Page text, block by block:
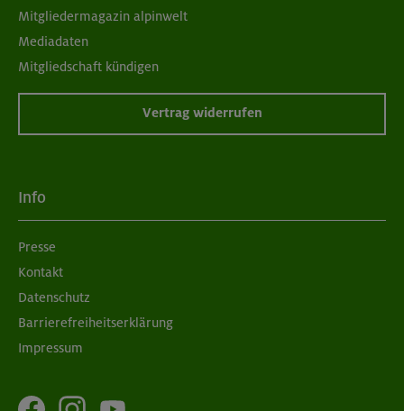
Mitgliedermagazin alpinwelt
Mediadaten
Mitgliedschaft kündigen
Vertrag widerrufen
Info
Presse
Kontakt
Datenschutz
Barrierefreiheitserklärung
Impressum